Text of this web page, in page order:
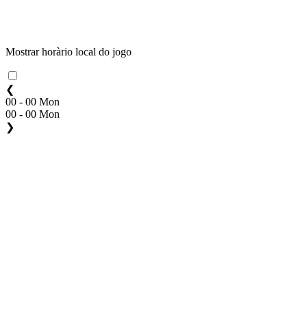
Mostrar horàrio local do jogo
❮
00 - 00 Mon
00 - 00 Mon
❯